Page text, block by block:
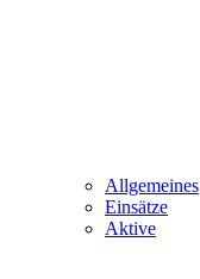
Allgemeines
Einsätze
Aktive